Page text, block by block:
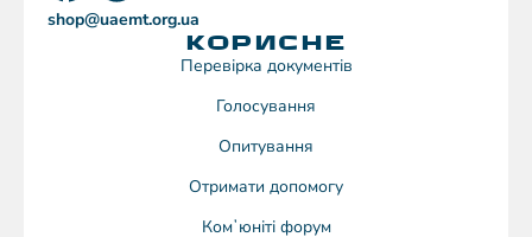
shop@uaemt.org.ua
КОРИСНЕ
Перевірка документів
Голосування
Опитування
Отримати допомогу
Комʼюніті форум